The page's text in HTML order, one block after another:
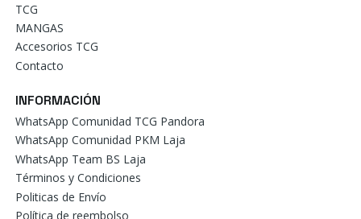
TCG
MANGAS
Accesorios TCG
Contacto
INFORMACIÓN
WhatsApp Comunidad TCG Pandora
WhatsApp Comunidad PKM Laja
WhatsApp Team BS Laja
Términos y Condiciones
Politicas de Envío
Política de reembolso